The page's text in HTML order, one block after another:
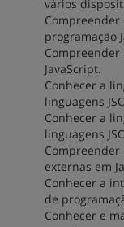
vários
programação
JavaScript.
Conhecer a
linguagens
Conhecer a
linguagens
externas em
Conhecer a
de
Conhecer e